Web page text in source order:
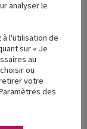
analyser le
à l'utilisation de
sur « Je
au
ou
votre
des